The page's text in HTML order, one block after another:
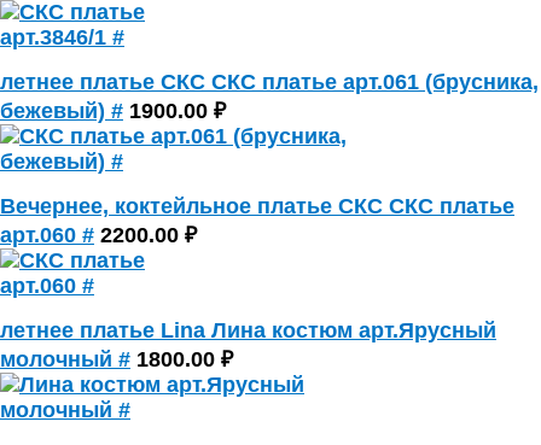
летнее платье СКС СКС платье арт.061 (брусника,
бежевый) # 1900.00 ₽
Вечернее, коктейльное платье СКС СКС платье
арт.060 # 2200.00 ₽
летнее платье Lina Лина костюм арт.Ярусный
молочный # 1800.00 ₽